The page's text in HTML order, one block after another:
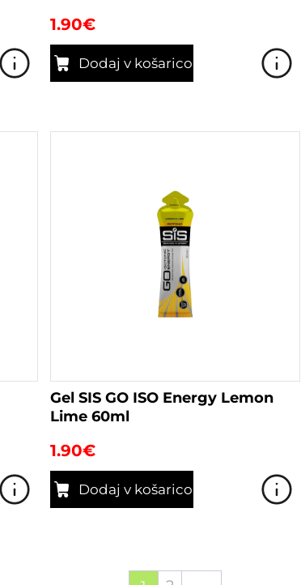
1.90€
Dodaj v košarico
Gel SIS GO ISO Energy Lemon
Lime 60ml
1.90€
Dodaj v košarico